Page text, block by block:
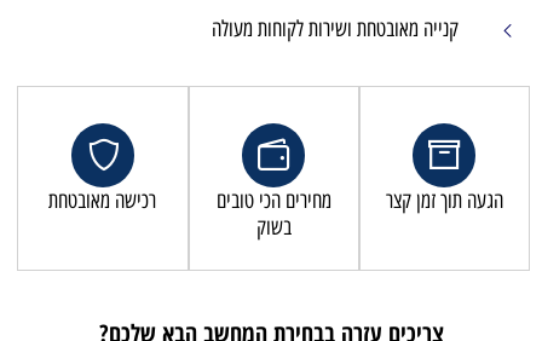
קנייה מאובטחת ושירות לקוחות מעולה
הגעה תוך זמן קצר
מחירים הכי טובים
בשוק
רכישה מאובטחת
צריכים עזרה בבחירת המחשב הבא שלכם?